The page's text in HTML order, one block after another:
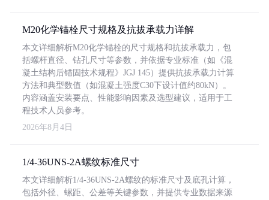
M20化学锚栓尺寸规格及抗拔承载力详解
本文详细解析M20化学锚栓的尺寸规格和抗拔承载力，包
括螺杆直径、钻孔尺寸等参数，并依据专业标准（如《混
凝土结构后锚固技术规程》JGJ 145）提供抗拔承载力计算
方法和典型数值（如混凝土强度C30下设计值约80kN）。
内容涵盖安装要点、性能影响因素及选型建议，适用于工
程技术人员参考。
2026年8月4日
1/4-36UNS-2A螺纹标准尺寸
本文详细解析1/4-36UNS-2A螺纹的标准尺寸及底孔计算，
包括外径、螺距、公差等关键参数，并提供专业数据来源